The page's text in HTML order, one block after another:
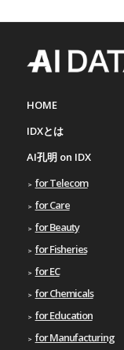
HOME
IDXとは
AI孔明 on IDX
for Telecom
for Care
for Beauty
for Fisheries
for EC
for Chemicals
for Education
for Manufacturing